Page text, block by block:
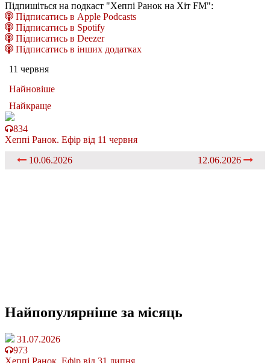
Підпишіться на подкаст "Хеппі Ранок на Хіт FM":
Підписатись в Apple Podcasts
Підписатись в Spotify
Підписатись в Deezer
Підписатись в інших додатках
11 червня
Найновіше
Найкраще
834
Хеппі Ранок. Ефір від 11 червня
10.06.2026
12.06.2026
Найпопулярніше за місяць
31.07.2026
973